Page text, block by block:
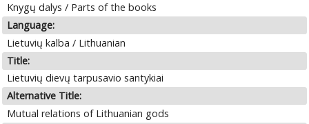
Knygų dalys / Parts of the books
Language:
Lietuvių kalba / Lithuanian
Title:
Lietuvių dievų tarpusavio santykiai
Alternative Title:
Mutual relations of Lithuanian gods